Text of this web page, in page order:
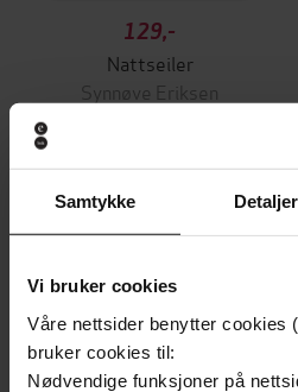
Samtykke Detaljer
Vi bruker cookies
Våre nettsider benytter cookies
bruker cookies til:
Nødvendige funksjoner på
129,-
Nattseiler
Synnøve Eriksen
Andre har også kjøpt
Første gang på tilbud